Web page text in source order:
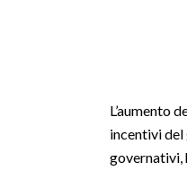
L’aumento
incentivi del
governativi,